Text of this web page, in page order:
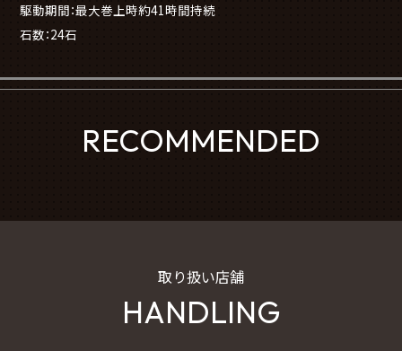
駆動期間：最大巻上時約41時間持続
石数：24石
RECOMMENDED
取り扱い店舗
HANDLING